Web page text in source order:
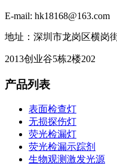
E-mail: hk18168@163.com
地址：深圳市龙岗区横岗
2013创业谷5栋2楼202
产品列表
表面检查灯
无损探伤灯
荧光检漏灯
荧光检漏示踪剂
生物观测激发光源